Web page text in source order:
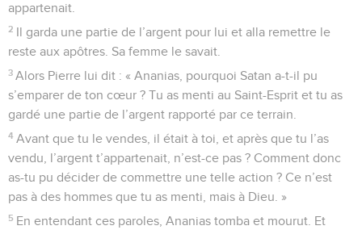
appartenait.
2 Il garda une partie de l’argent pour lui et alla remettre le
reste aux apôtres. Sa femme le savait.
3 Alors Pierre lui dit : « Ananias, pourquoi Satan a-t-il pu
s’emparer de ton cœur ? Tu as menti au Saint-Esprit et tu as
gardé une partie de l’argent rapporté par ce terrain.
4 Avant que tu le vendes, il était à toi, et après que tu l’as
vendu, l’argent t’appartenait, n’est-ce pas ? Comment donc
as-tu pu décider de commettre une telle action ? Ce n’est
pas à des hommes que tu as menti, mais à Dieu. »
5 En entendant ces paroles, Ananias tomba et mourut. Et